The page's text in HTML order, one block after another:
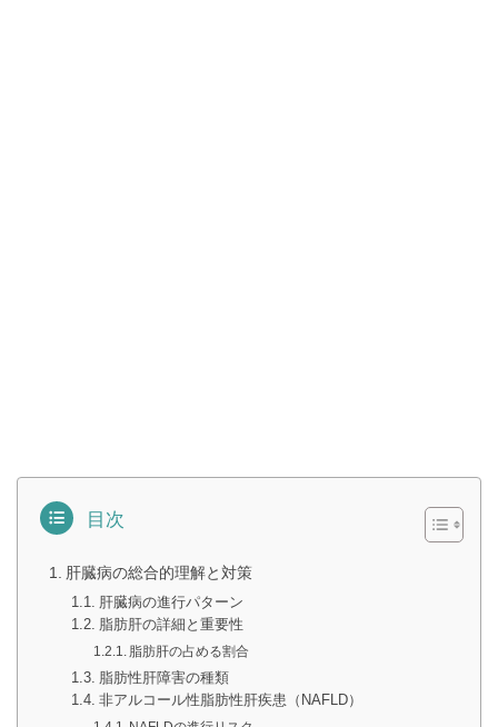
目次
肝臓病の総合的理解と対策
肝臓病の進行パターン
脂肪肝の詳細と重要性
脂肪肝の占める割合
脂肪性肝障害の種類
非アルコール性脂肪性肝疾患（NAFLD）